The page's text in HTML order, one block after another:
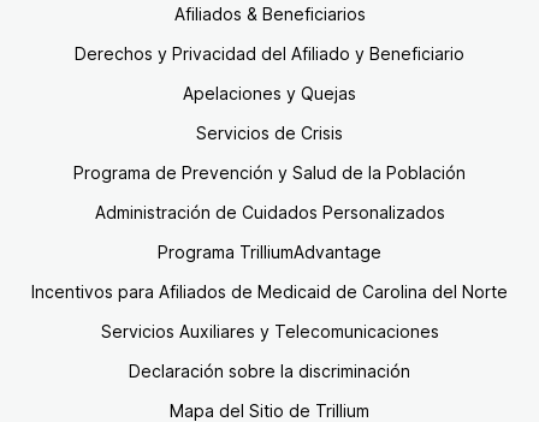
Afiliados & Beneficiarios
Derechos y Privacidad del Afiliado y Beneficiario
Apelaciones y Quejas
Servicios de Crisis
Programa de Prevención y Salud de la Población
Administración de Cuidados Personalizados
Programa TrilliumAdvantage
Incentivos para Afiliados de Medicaid de Carolina del Norte
Servicios Auxiliares y Telecomunicaciones
Declaración sobre la discriminación
Mapa del Sitio de Trillium